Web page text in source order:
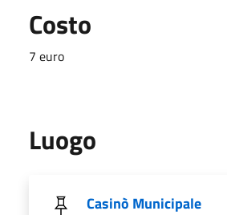
Costo
7 euro
Luogo
Casinò Municipale